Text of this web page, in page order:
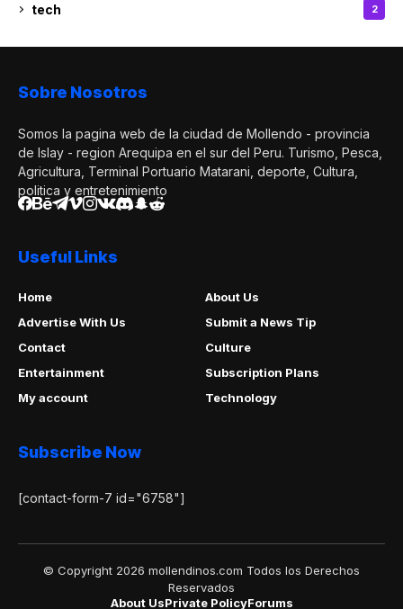
tech 2
Sobre Nosotros
Somos la pagina web de la ciudad de Mollendo - provincia
de Islay - region Arequipa en el sur del Peru. Turismo, Pesca,
Agricultura, Terminal Portuario Matarani, deporte, Cultura,
politica y entretenimiento
Useful Links
Home
About Us
Advertise With Us
Submit a News Tip
Contact
Culture
Entertainment
Subscription Plans
My account
Technology
Subscribe Now
[contact-form-7 id="6758"]
© Copyright 2026 mollendinos.com Todos los Derechos
Reservados
About UsPrivate PolicyForums